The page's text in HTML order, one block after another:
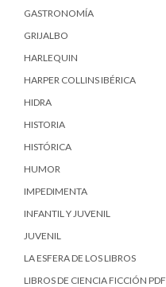
GASTRONOMÍA
GRIJALBO
HARLEQUIN
HARPER COLLINS IBÉRICA
HIDRA
HISTORIA
HISTÓRICA
HUMOR
IMPEDIMENTA
INFANTIL Y JUVENIL
JUVENIL
LA ESFERA DE LOS LIBROS
LIBROS DE CIENCIA FICCIÓN PDF